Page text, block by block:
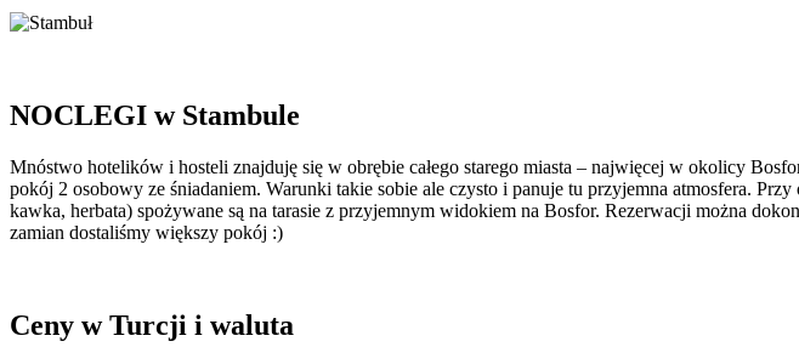
NOCLEGI w Stambule
Mnóstwo hotelików i hosteli znajduję się w obrębie całego starego miasta – najwięcej w okolicy
pokój 2 osobowy ze śniadaniem. Warunki takie sobie ale czysto i panuje tu przyjemna atmosfera.
kawka, herbata) spożywane są na tarasie z przyjemnym widokiem na Bosfor. Rezerwacji można
zamian dostaliśmy większy pokój :)
Ceny w Turcji i waluta